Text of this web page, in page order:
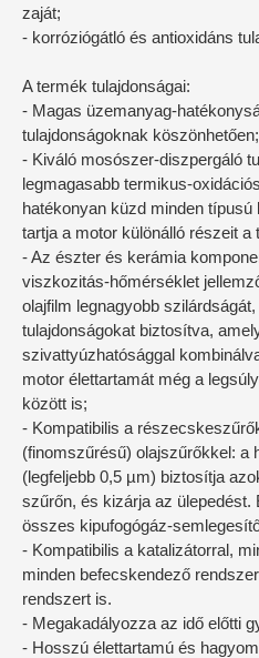
zaját;
- korróziógátló és antioxidáns
A termék tulajdonságai:
- Magas üzemanyag-
tulajdonságoknak köszönhetően;
- Kiváló mosószer-diszpergáló
legmagasabb termikus-
hatékonyan küzd minden
tartja a motor különálló részeit a
- Az észter és kerámia
viszkozitás-hőmérséklet
olajfilm legnagyobb
tulajdonságokat biztosítva,
szivattyúzhatósággal
motor élettartamát még a
között is;
- Kompatibilis a
(finomszűrésű) olajszűrőkkel: a
(legfeljebb 0,5 µm) biztosítja
szűrőn, és kizárja az ülepedést.
összes kipufogógáz-
- Kompatibilis a katalizátorral,
minden befecskendező
rendszert is.
- Megakadályozza az idő előtti
- Hosszú élettartamú és